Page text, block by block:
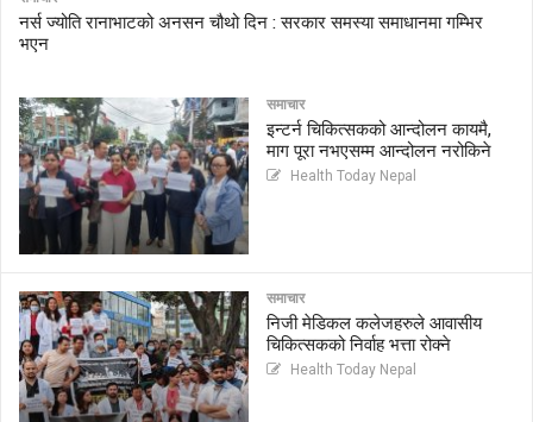
नर्स ज्योति रानाभाटको अनसन चौथो दिन : सरकार समस्या समाधानमा गम्भिर
भएन
समाचार
इन्टर्न चिकित्सकको आन्दोलन कायमै,
माग पूरा नभएसम्म आन्दोलन नरोकिने
Health Today Nepal
समाचार
निजी मेडिकल कलेजहरुले आवासीय
चिकित्सकको निर्वाह भत्ता रोक्ने
Health Today Nepal